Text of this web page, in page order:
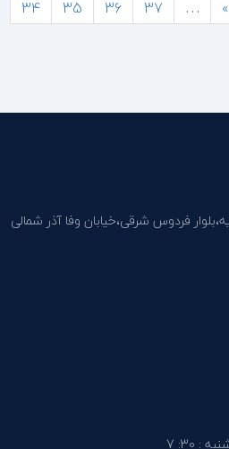
34
35 36 37 … »
فردوس شرقی،خیابان وفا آذر شمالی
30: 7